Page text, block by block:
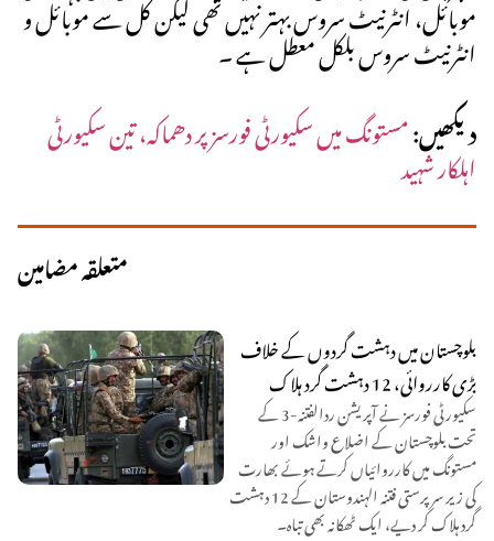
موبائل، انٹرنیٹ سروس بہتر نہیں تھی لیکن کل سے موبائل و
انٹرنیٹ سروس بلکل معطل ہے ۔
دیکھیں:مستونگ میں سکیورٹی فورسز پر دھماکہ، تین سکیورٹی
اہلکار شہید
متعلقہ مضامین
بلوچستان میں دہشت گردوں کے خلاف
بڑی کارروائی، 12 دہشت گرد ہلاک
سکیورٹی فورسز نے آپریشن ردالفتنہ-3 کے
تحت بلوچستان کے اضلاع واشک اور
مستونگ میں کارروائیاں کرتے ہوئے بھارت
کی زیر سرپرستی فتنہ الہندوستان کے 12 دہشت
گرد ہلاک کر دیے، ایک ٹھکانہ بھی تباہ۔